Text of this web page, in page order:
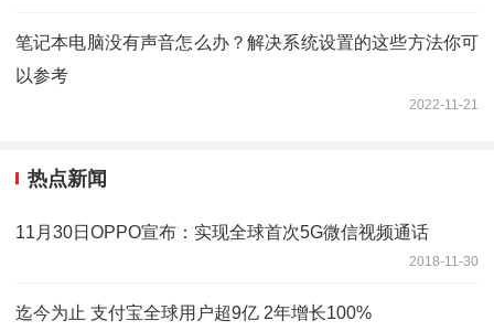
笔记本电脑没有声音怎么办？解决系统设置的这些方法你可
以参考
2022-11-21
热点新闻
11月30日OPPO宣布：实现全球首次5G微信视频通话
2018-11-30
迄今为止 支付宝全球用户超9亿 2年增长100%